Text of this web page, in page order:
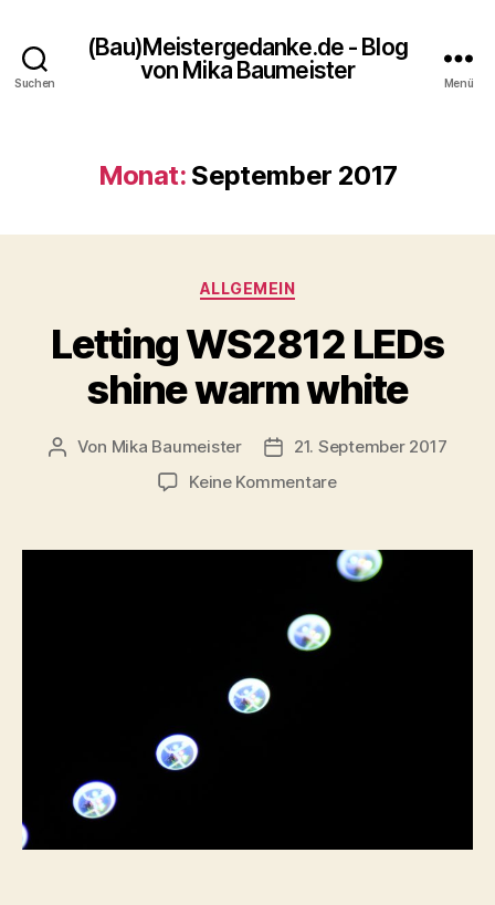
Suchen
(Bau)Meistergedanke.de - Blog
von Mika Baumeister
Menü
Monat: September 2017
Kategorien
ALLGEMEIN
Letting WS2812 LEDs
shine warm white
Beitragsautor
Von Mika Baumeister Veröffentlichungsdatum
21. September 2017
Keine Kommentarezu
LEDs
shine